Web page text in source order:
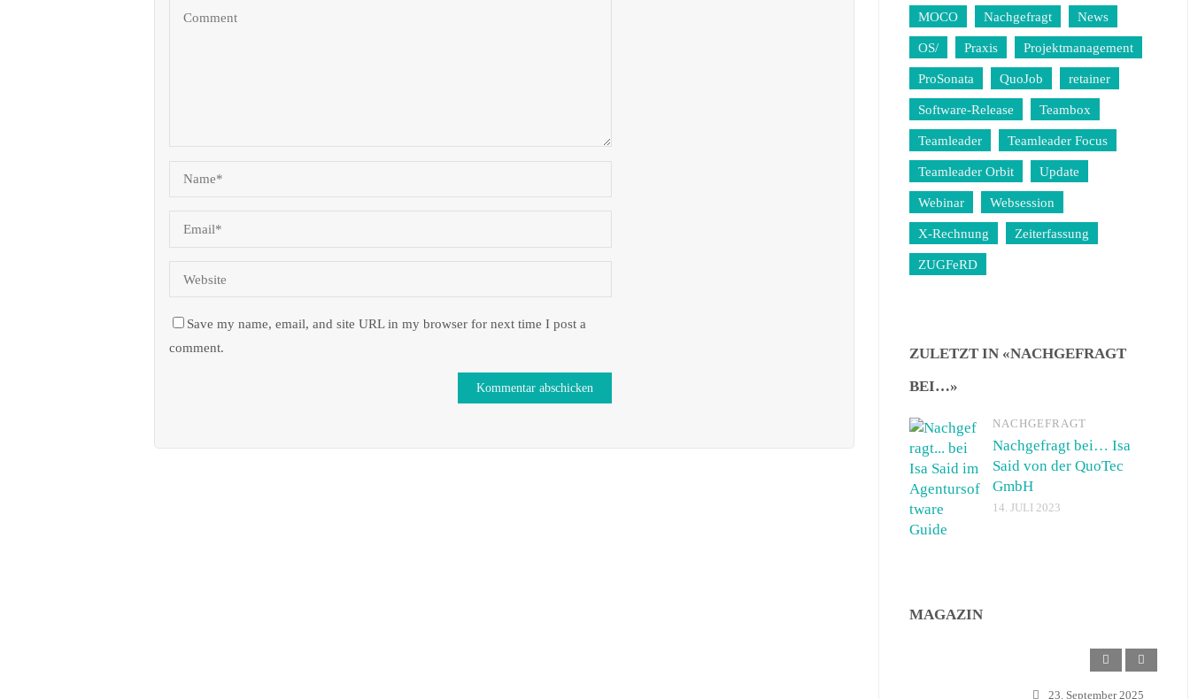
Save my name, email, and site URL in my browser for next time I post a
comment.
MOCO Nachgefragt News
OS/ Praxis Projektmanagement
ProSonata QuoJob retainer
Software-Release Teambox
Teamleader Teamleader Focus
Teamleader Orbit Update
Webinar Websession
X-Rechnung Zeiterfassung
ZUGFeRD
ZULETZT IN «NACHGEFRAGT
BEI…»
NACHGEFRAGT
Nachgefragt bei… Isa
Said von der QuoTec
GmbH
14. JULI 2023
MAGAZIN